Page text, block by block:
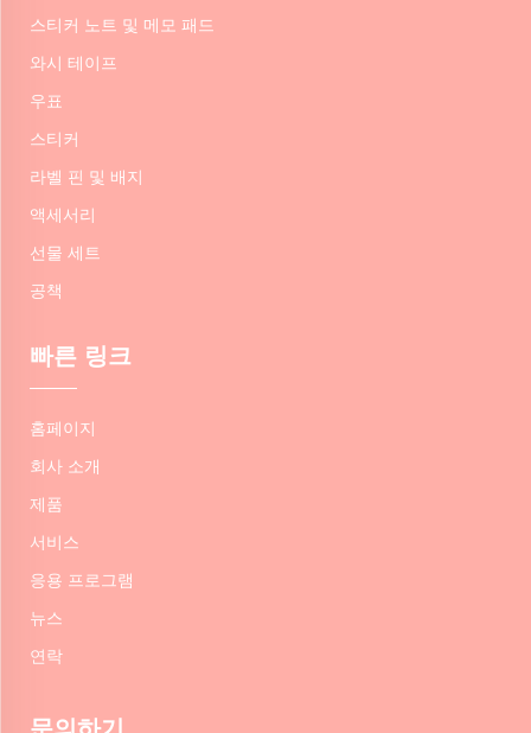
스티커 노트 및 메모 패드
와시 테이프
우표
스티커
라벨 핀 및 배지
액세서리
선물 세트
공책
빠른 링크
홈페이지
회사 소개
제품
서비스
응용 프로그램
뉴스
연락